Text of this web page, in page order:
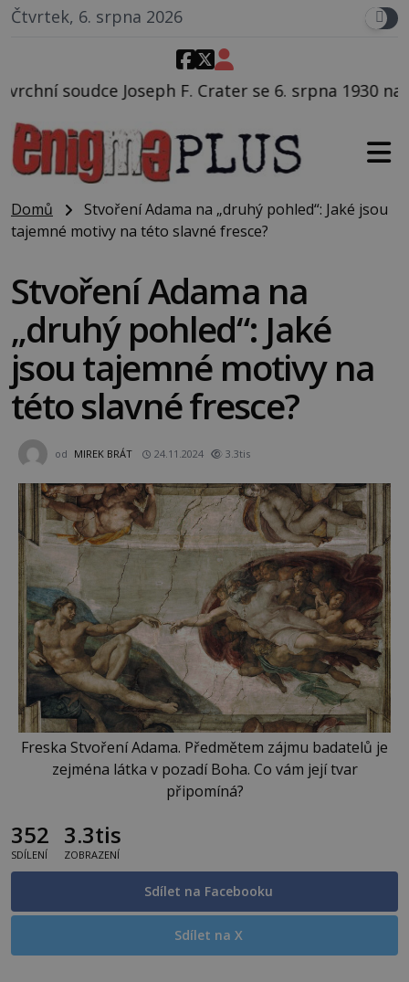
Čtvrtek, 6. srpna 2026
se 6. srpna 1930 navečeří ve své oblíbené
Domů
Stvoření Adama na „druhý pohled“: Jaké jsou
tajemné motivy na této slavné fresce?
Stvoření Adama na
„druhý pohled“: Jaké
jsou tajemné motivy na
této slavné fresce?
od MIREK BRÁT 24.11.2024 3.3tis
Freska Stvoření Adama. Předmětem zájmu badatelů je
zejména látka v pozadí Boha. Co vám její tvar
připomíná?
352
SDÍLENÍ
3.3tis
ZOBRAZENÍ
Sdílet na Facebooku
Sdílet na X